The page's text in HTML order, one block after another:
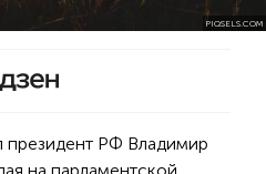
PIQSELS.COM
президент РФ Владимир